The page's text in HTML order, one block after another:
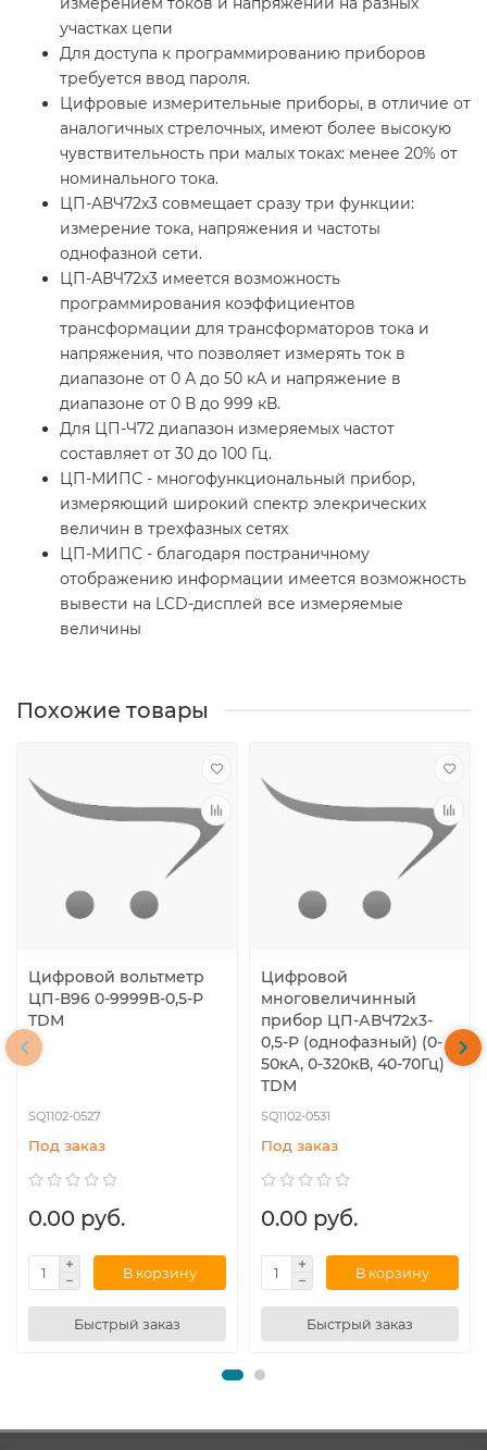
участках цепи
Для доступа к программированию приборов
требуется ввод пароля.
Цифровые измерительные приборы, в отличие от
аналогичных стрелочных, имеют более высокую
чувствительность при малых токах: менее 20% от
номинального тока.
ЦП-АВЧ72х3 совмещает сразу три функции:
измерение тока, напряжения и частоты
однофазной сети.
ЦП-АВЧ72х3 имеется возможность
программирования коэффициентов
трансформации для трансформаторов тока и
напряжения, что позволяет измерять ток в
диапазоне от 0 А до 50 кА и напряжение в
диапазоне от 0 В до 999 кВ.
Для ЦП-Ч72 диапазон измеряемых частот
составляет от 30 до 100 Гц.
ЦП-МИПС - многофункциональный прибор,
измеряющий широкий спектр элекрических
величин в трехфазных сетях
ЦП-МИПС - благодаря постраничному
отображению информации имеется возможность
вывести на LCD-дисплей все измеряемые
величины
Похожие товары
Цифровой вольтметр
ЦП-В96 0-9999В-0,5-Р
TDM
SQ1102-0527
Под заказ
0.00 руб.
В корзину
Быстрый заказ
Цифровой
многовеличинный
прибор ЦП-АВЧ72х3-
0,5-Р (однофазный) (0-
50кА, 0-320кВ, 40-70Гц)
TDM
SQ1102-0531
Под заказ
0.00 руб.
В корзину
Быстрый заказ